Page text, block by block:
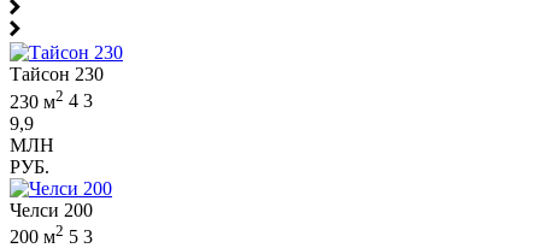
Тайсон 230
230 м2 4 3
9,9
МЛН
РУБ.
Челси 200
200 м2 5 3